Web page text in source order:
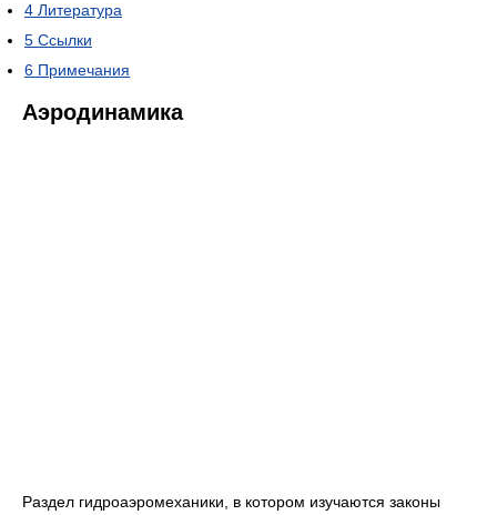
4 Литература
5 Ссылки
6 Примечания
Аэродинамика
Раздел гидроаэромеханики, в котором изучаются законы